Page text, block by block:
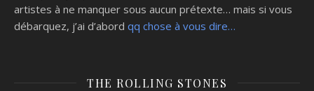
artistes à ne manquer sous aucun prétexte… mais si vous
débarquez, j’ai d’abord qq chose à vous dire…
THE ROLLING STONES